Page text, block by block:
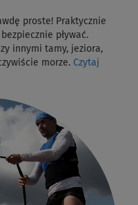
proste! Praktycznie
pływać.
innymi tamy, jeziora,
morze. Czytaj